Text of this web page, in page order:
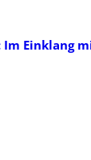
Einklang